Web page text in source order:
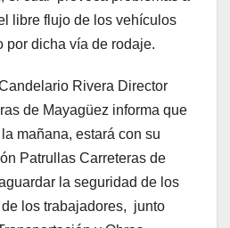
libre flujo de los vehículos
por dicha vía de rodaje.
Rivera Director
de Mayagüez informa que
mañana, estará con su
Patrullas Carreteras de
la seguridad de los
los trabajadores, junto